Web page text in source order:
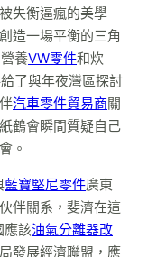
失衡逼瘋的美學
造一場平衡的三角
養VW零件和炊
了與年夜灣區探討
汽車零件貿易商關
鶴會瞬間質疑自己
。
藍寶堅尼零件廣東
伴關系，斐濟在這
應該油氣分離器改
發展經濟聯盟，應